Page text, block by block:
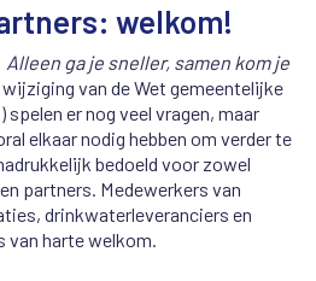
welkom!
Alleen ga je sneller, samen kom je
wijziging van de Wet gemeentelijke
spelen er nog veel vragen, maar
elkaar nodig hebben om verder te
bedoeld voor zowel
partners. Medewerkers van
drinkwaterleveranciers en
van harte welkom.